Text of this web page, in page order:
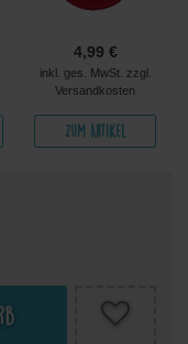
4,99 €
inkl. ges. MwSt. zzgl.
Versandkosten
Zum Artikel